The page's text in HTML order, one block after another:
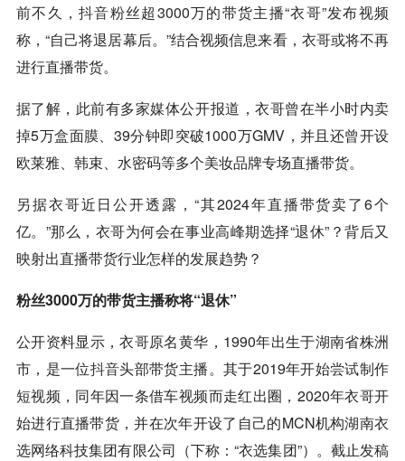
前不久，抖音粉丝超3000万的带货主播“衣哥”发布视频
称，“自己将退居幕后。”结合视频信息来看，衣哥或将不再
进行直播带货。
据了解，此前有多家媒体公开报道，衣哥曾在半小时内卖
掉5万盒面膜、39分钟即突破1000万GMV，并且还曾开设
欧莱雅、韩束、水密码等多个美妆品牌专场直播带货。
另据衣哥近日公开透露，“其2024年直播带货卖了6个
亿。”那么，衣哥为何会在事业高峰期选择“退休”？背后又
映射出直播带货行业怎样的发展趋势？
粉丝3000万的带货主播称将“退休”
公开资料显示，衣哥原名黄华，1990年出生于湖南省株洲
市，是一位抖音头部带货主播。其于2019年开始尝试制作
短视频，同年因一条借车视频而走红出圈，2020年衣哥开
始进行直播带货，并在次年开设了自己的MCN机构湖南衣
选网络科技集团有限公司（下称：“衣选集团”）。截止发稿